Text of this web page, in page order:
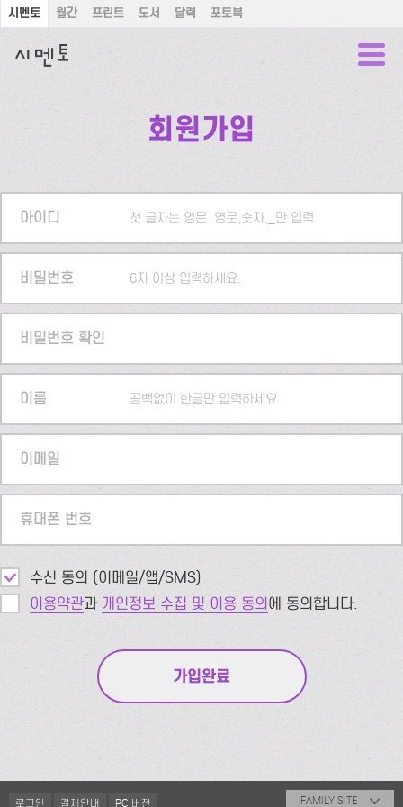
시멘토 월간 프린트 도서 달력 포토북
회원가입
아이디 첫 글자는 영문. 영문,숫자,_만 입력.
비밀번호 6자 이상 입력하세요.
비밀번호 확인
이름 공백없이 한글만 입력하세요.
이메일
휴대폰 번호
수신 동의 (이메일/앱/SMS)
이용약관과 개인정보 수집 및 이용 동의에 동의합니다.
로그인 결제안내 PC 버전 FAMILY SITE